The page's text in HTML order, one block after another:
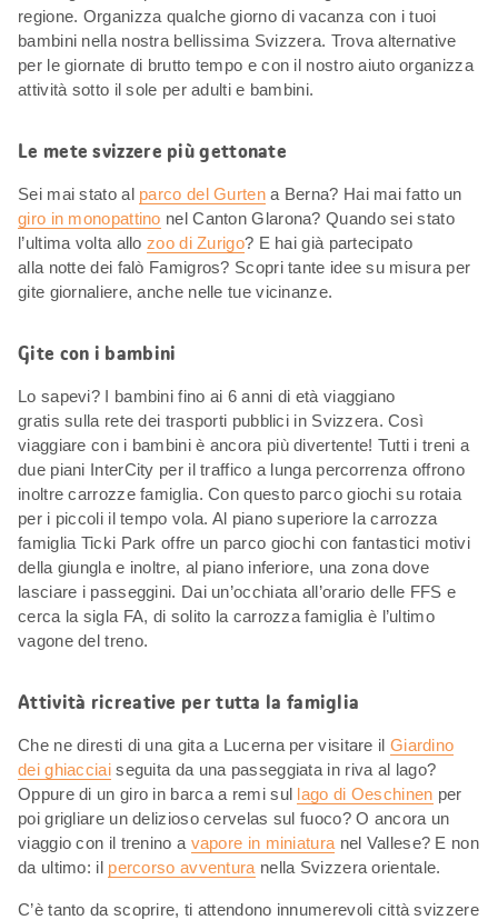
regione. Organizza qualche giorno di vacanza con i tuoi
bambini nella nostra bellissima Svizzera. Trova alternative
per le giornate di brutto tempo e con il nostro aiuto organizza
attività sotto il sole per adulti e bambini.
Le mete svizzere più gettonate
Sei mai stato al parco del Gurtena Berna? Hai mai fatto un
giro in monopattino nel Canton Glarona? Quando sei stato
l’ultima volta allozoo di Zurigo? E hai già partecipato
alla notte dei falò Famigros? Scopri tante idee su misura per
gite giornaliere, anche nelle tue vicinanze.
Gite con i bambini
Lo sapevi? I bambini fino ai 6 anni di età viaggiano
gratis sulla rete dei trasporti pubblici in Svizzera. Così
viaggiare con i bambini è ancora più divertente! Tutti i treni a
due piani InterCity per il traffico a lunga percorrenza offrono
inoltre carrozze famiglia. Con questo parco giochi su rotaia
per i piccoli il tempo vola. Al piano superiore la carrozza
famiglia Ticki Park offre un parco giochi con fantastici motivi
della giungla e inoltre, al piano inferiore, una zona dove
lasciare i passeggini. Dai un’occhiata all’orario delle FFS e
cerca la sigla FA, di solito la carrozza famiglia è l’ultimo
vagone del treno.
Attività ricreative per tutta la famiglia
Che ne diresti di una gita a Lucerna per visitare il Giardino
dei ghiacciaiseguita da una passeggiata in riva al lago?
Oppure di un giro in barca a remi sul lago di Oeschinen per
poi grigliare un delizioso cervelas sul fuoco? O ancora un
viaggio con il trenino a vapore in miniatura nel Vallese? E non
da ultimo: il percorso avventura nella Svizzera orientale.
C’è tanto da scoprire, ti attendono innumerevoli città svizzere